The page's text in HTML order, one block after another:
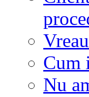
Cum
Nu